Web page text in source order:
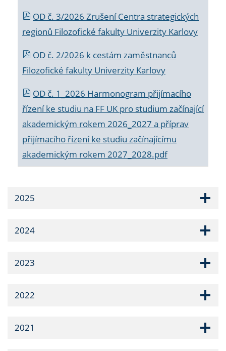
OD č. 3/2026 Zrušení Centra strategických
regionů Filozofické fakulty Univerzity Karlovy
OD č. 2/2026 k cestám zaměstnanců
Filozofické fakulty Univerzity Karlovy
OD č. 1_2026 Harmonogram přijímacího
řízení ke studiu na FF UK pro studium začínající
akademickým rokem 2026_2027 a příprav
přijímacího řízení ke studiu začínajícímu
akademickým rokem 2027_2028.pdf
2025
2024
2023
2022
2021